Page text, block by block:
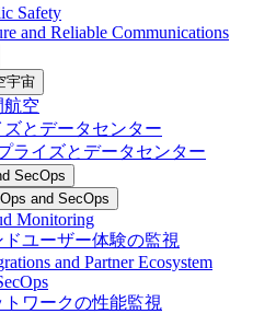
Safety
and Reliable Communications
宇宙
航空
とデータセンター
ライズとデータセンター
SecOps
and SecOps
Monitoring
ドユーザー体験の監視
and Partner Ecosystem
トワークの性能監視